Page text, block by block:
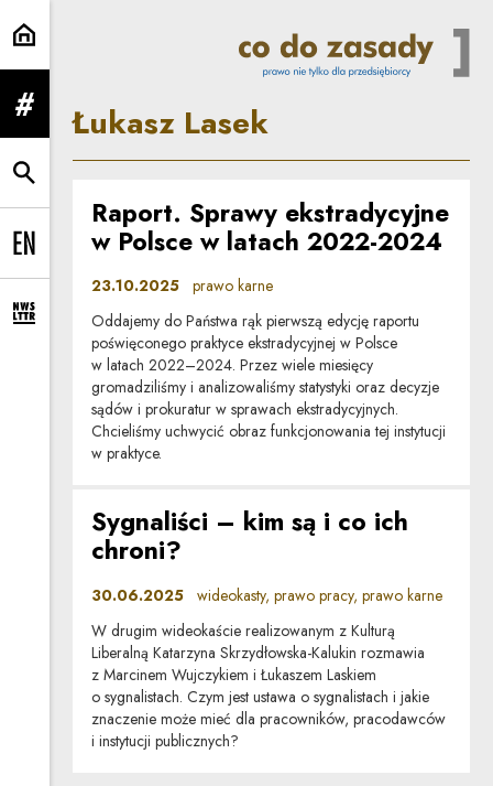
Łukasz Lasek | Co do zasady
rozwiń menu
rozwiń wyszukiwarkę
Change language to EN
rozwiń formularz zapisu na newsletter
Łukasz Lasek
Raport. Sprawy ekstradycyjne
w Polsce w latach 2022-2024
23.10.2025 prawo karne
Oddajemy do Państwa rąk pierwszą edycję raportu
poświęconego praktyce ekstradycyjnej w Polsce
w latach 2022–2024. Przez wiele miesięcy
gromadziliśmy i analizowaliśmy statystyki oraz decyzje
sądów i prokuratur w sprawach ekstradycyjnych.
Chcieliśmy uchwycić obraz funkcjonowania tej instytucji
w praktyce.
Sygnaliści – kim są i co ich
chroni?
30.06.2025 wideokasty, prawo pracy, prawo karne
W drugim wideokaście realizowanym z Kulturą
Liberalną Katarzyna Skrzydłowska-Kalukin rozmawia
z Marcinem Wujczykiem i Łukaszem Laskiem
o sygnalistach. Czym jest ustawa o sygnalistach i jakie
znaczenie może mieć dla pracowników, pracodawców
i instytucji publicznych?